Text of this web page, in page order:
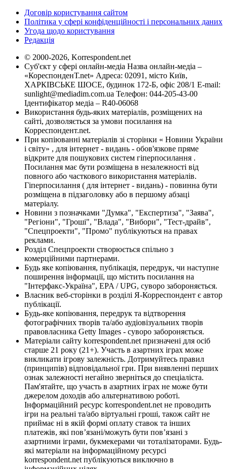
Договір користування сайтом
Політика у сфері конфіденційності і персональних даних
Угода щодо користування
Редакція
© 2000-2026, Korrespondent.net
Суб'єкт у сфері онлайн-медіа Назва онлайн-медіа –
«КореспонденТ.net» Адреса: 02091, місто Київ,
ХАРКІВСЬКЕ ШОСЕ, будинок 172-Б, офіс 208/1 E-mail:
sunlight@mediadim.com.ua Телефон: 044-205-43-00
Ідентифікатор медіа – R40-06068
Використання будь-яких матеріалів, розміщених на
сайті, дозволяється за умови посилання на
Корреспондент.net.
При копіюванні матеріалів зі сторінки « Новини України
і світу» , для інтернет - видань - обов'язкове пряме
відкрите для пошукових систем гіперпосилання .
Посилання має бути розміщена в незалежності від
повного або часткового використання матеріалів.
Гіперпосилання ( для інтернет - видань) - повинна бути
розміщена в підзаголовку або в першому абзаці
матеріалу.
Новини з позначками "Думка", "Експертиза", "Заява",
"Регіони", "Гроші", "Влада", "Вибори", "Тест-драйв",
"Спецпроекти", "Промо" публікуються на правах
реклами.
Розділ Спецпроекти створюється спільно з
комерційними партнерами.
Будь яке копіювання, публікація, передрук, чи наступне
поширення інформації, що містить посилання на
"Інтерфакс-Україна", EPA / UPG, суворо забороняється.
Власник веб-сторінки в розділі Я-Корреспондент є автор
публікації.
Будь-яке копіювання, передрук та відтворення
фотографічних творів та/або аудіовізуальних творів
правовласника Getty Images - суворо забороняється.
Матеріали сайту korrespondent.net призначені для осіб
старше 21 року (21+). Участь в азартних іграх може
викликати ігрову залежність. Дотримуйтесь правил
(принципів) відповідальної гри. При виявленні перших
ознак залежності негайно зверніться до спеціаліста.
Пам'ятайте, що участь в азартних іграх не може бути
джерелом доходів або альтернативою роботі.
Інформаційний ресурс korrespondent.net не проводить
ігри на реальні та/або віртуальні гроші, також сайт не
приймає ні в якій формі оплату ставок та інших
платежів, які пов’язані/можуть бути пов’язані з
азартними іграми, букмекерами чи тоталізаторами. Будь-
які матеріали на інформаційному ресурсі
korrespondent.net публікуються виключно в